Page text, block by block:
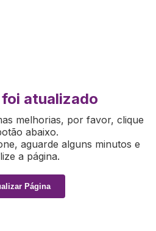
atualizado
melhorias, por favor, clique
abaixo.
aguarde alguns minutos e
a página.
Página